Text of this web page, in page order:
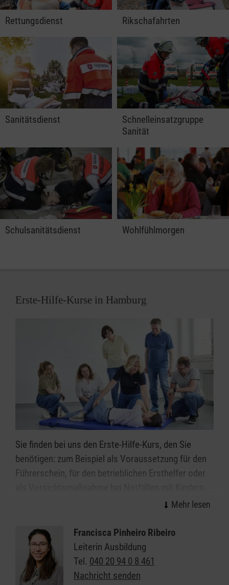
Rettungsdienst Rikschafahrten
Sanitätsdienst
Schnelleinsatzgruppe
Sanität
Schulsanitätsdienst Wohlfühlmorgen
Erste-Hilfe-Kurse in Hamburg
Sie finden bei uns den Erste-Hilfe-Kurs, den Sie
benötigen: zum Beispiel als Voraussetzung für den
Führerschein, für den betrieblichen Ersthelfer oder
Hier finden Sie einen Überblick unserer aktuellen
Francisca Pinheiro Ribeiro
Leiterin Ausbildung
Tel. 040 20 94 0 8 461
Nachricht senden